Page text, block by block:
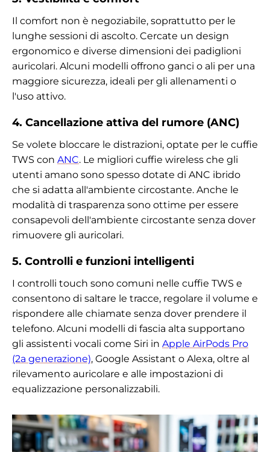
Il comfort non è negoziabile, soprattutto per le
lunghe sessioni di ascolto. Cercate un design
ergonomico e diverse dimensioni dei padiglioni
auricolari. Alcuni modelli offrono ganci o ali per una
maggiore sicurezza, ideali per gli allenamenti o
l'uso attivo.
4. Cancellazione attiva del rumore (ANC)
Se volete bloccare le distrazioni, optate per le cuffie
TWS con ANC. Le migliori cuffie wireless che gli
utenti amano sono spesso dotate di ANC ibrido
che si adatta all'ambiente circostante. Anche le
modalità di trasparenza sono ottime per essere
consapevoli dell'ambiente circostante senza dover
rimuovere gli auricolari.
5. Controlli e funzioni intelligenti
I controlli touch sono comuni nelle cuffie TWS e
consentono di saltare le tracce, regolare il volume e
rispondere alle chiamate senza dover prendere il
telefono. Alcuni modelli di fascia alta supportano
gli assistenti vocali come Siri in Apple AirPods Pro
(2a generazione), Google Assistant o Alexa, oltre al
rilevamento auricolare e alle impostazioni di
equalizzazione personalizzabili.